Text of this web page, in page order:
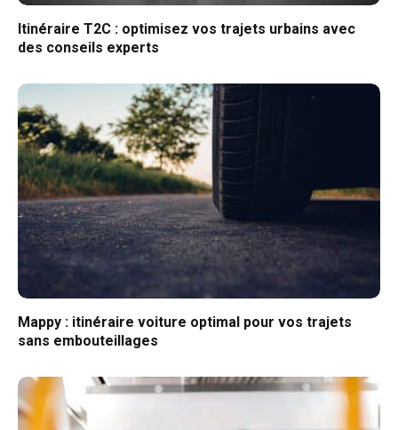
Itinéraire T2C : optimisez vos trajets urbains avec
des conseils experts
Mappy : itinéraire voiture optimal pour vos trajets
sans embouteillages